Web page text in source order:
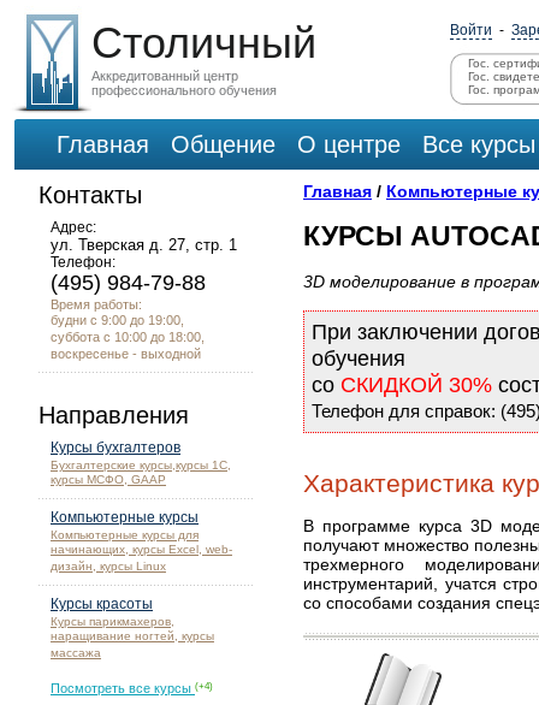
Столичный
Аккредитованный центр
профессионального обучения
Войти -
Гос.
Гос.
Гос.
Главная Общение О центре
Все курсы
Контакты
Адрес:
ул. Тверская д. 27, стр. 1
Телефон:
(495) 984-79-88
Время работы:
будни с 9:00 до 19:00,
суббота с 10:00 до 18:00,
воскресенье - выходной
Направления
Курсы бухгалтеров
Бухгалтерские курсы,курсы 1С,
курсы МСФО, GAAP
Компьютерные курсы
Компьютерные курсы для
начинающих, курсы Excel, web-
дизайн, курсы Linux
Курсы красоты
Курсы парикмахеров,
наращивание ногтей, курсы
массажа
Посмотреть все курсы (+4)
Главная / Компьютерные
КУРСЫ
3D моделирование в
При заключении
обучения
со СКИДКОЙ 30%
Телефон для справок:
Характеристика
В программе курса 3D
получают множество
трехмерного
инструментарий, учатся
со способами создания